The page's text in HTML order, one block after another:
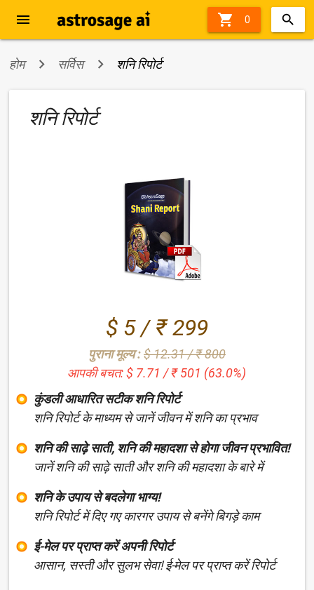
 0
menu
होम सर्विस शनि रिपोर्ट
शनि रिपोर्ट
63%
off
$ 5 / ₹ 299
पुराना मूल्य :$ 12.31 / ₹ 800
आपकी बचत: $ 7.71 / ₹ 501 (63.0%)
कुंडली आधारित सटीक शनि रिपोर्ट
शनि रिपोर्ट के माध्यम से जानें जीवन में शनि का प्रभाव
शनि की साढ़े साती, शनि की महादशा से होगा जीवन प्रभावित!
जानें शनि की साढ़े साती और शनि की महादशा के बारे में
शनि के उपाय से बदलेगा भाग्य!
शनि रिपोर्ट में दिए गए कारगर उपाय से बनेंगे बिगड़े काम
ई-मेल पर प्राप्त करें अपनी रिपोर्ट
आसान, सस्ती और सुलभ सेवा! ई-मेल पर प्राप्त करें रिपोर्ट